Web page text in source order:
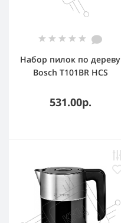
Набор пилок по дереву
Bosch T101BR HCS
531.00р.